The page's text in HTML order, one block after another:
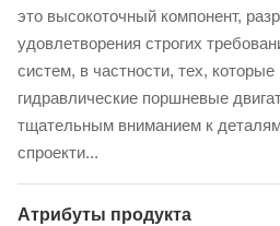
это высокоточный компонент,
удовлетворения строгих
систем, в частности, тех,
гидравлические поршневые
тщательным вниманием к
спроекти...
Атрибуты продукта